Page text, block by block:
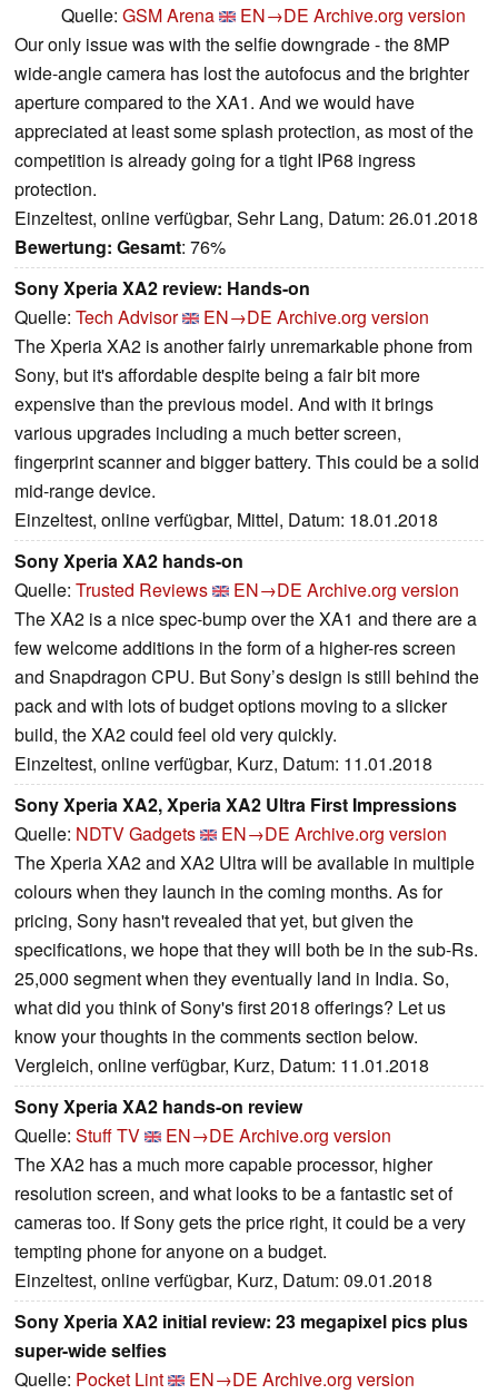
Quelle: GSM Arena EN→DE Archive.org version
Our only issue was with the selfie downgrade - the 8MP
wide-angle camera has lost the autofocus and the brighter
aperture compared to the XA1. And we would have
appreciated at least some splash protection, as most of the
competition is already going for a tight IP68 ingress
protection.
Einzeltest, online verfügbar, Sehr Lang, Datum: 26.01.2018
Bewertung: Gesamt: 76%
Sony Xperia XA2 review: Hands-on
Quelle: Tech Advisor EN→DE Archive.org version
The Xperia XA2 is another fairly unremarkable phone from
Sony, but it's affordable despite being a fair bit more
expensive than the previous model. And with it brings
various upgrades including a much better screen,
fingerprint scanner and bigger battery. This could be a solid
mid-range device.
Einzeltest, online verfügbar, Mittel, Datum: 18.01.2018
Sony Xperia XA2 hands-on
Quelle: Trusted Reviews EN→DE Archive.org version
The XA2 is a nice spec-bump over the XA1 and there are a
few welcome additions in the form of a higher-res screen
and Snapdragon CPU. But Sony’s design is still behind the
pack and with lots of budget options moving to a slicker
build, the XA2 could feel old very quickly.
Einzeltest, online verfügbar, Kurz, Datum: 11.01.2018
Sony Xperia XA2, Xperia XA2 Ultra First Impressions
Quelle: NDTV Gadgets EN→DE Archive.org version
The Xperia XA2 and XA2 Ultra will be available in multiple
colours when they launch in the coming months. As for
pricing, Sony hasn't revealed that yet, but given the
specifications, we hope that they will both be in the sub-Rs.
25,000 segment when they eventually land in India. So,
what did you think of Sony's first 2018 offerings? Let us
know your thoughts in the comments section below.
Vergleich, online verfügbar, Kurz, Datum: 11.01.2018
Sony Xperia XA2 hands-on review
Quelle: Stuff TV EN→DE Archive.org version
The XA2 has a much more capable processor, higher
resolution screen, and what looks to be a fantastic set of
cameras too. If Sony gets the price right, it could be a very
tempting phone for anyone on a budget.
Einzeltest, online verfügbar, Kurz, Datum: 09.01.2018
Sony Xperia XA2 initial review: 23 megapixel pics plus
super-wide selfies
Quelle: Pocket Lint EN→DE Archive.org version